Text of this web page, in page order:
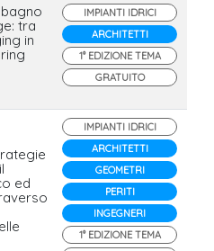
tra
in
IMPIANTI IDRICI
ARCHITETTI
1° EDIZIONE TEMA
GRATUITO
ed
IMPIANTI IDRICI
ARCHITETTI
GEOMETRI
PERITI
INGEGNERI
1° EDIZIONE TEMA